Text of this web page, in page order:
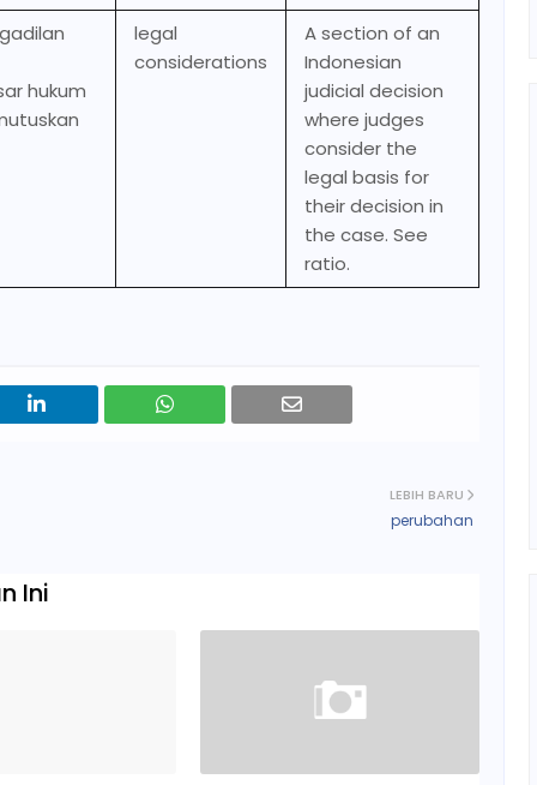
hukum
legal
considerations
A section of an
Indonesian
judicial decision
where judges
consider the
legal basis for
their decision in
the case. See
ratio.
LEBIH BARU
perubahan
Ini